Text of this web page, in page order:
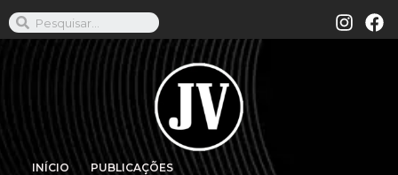
INÍCIO PUBLICAÇÕES